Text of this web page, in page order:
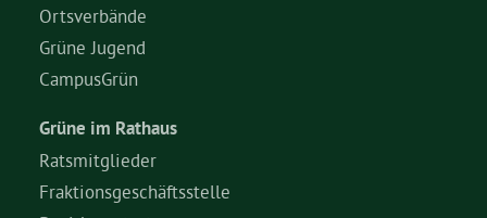
Ortsverbände
Grüne Jugend
CampusGrün
Grüne im Rathaus
Ratsmitglieder
Fraktionsgeschäftsstelle